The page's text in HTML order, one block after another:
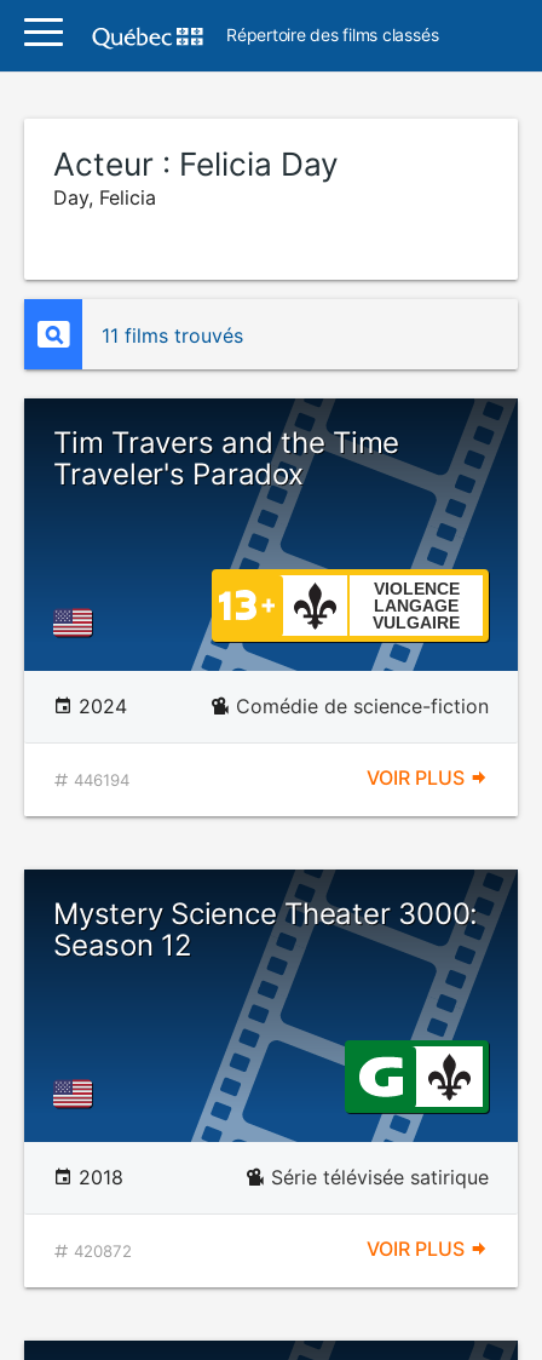
Répertoire des films classés
Acteur : Felicia Day
Day, Felicia
11 films trouvés
Tim Travers and the Time
Traveler's Paradox
VIOLENCE
LANGAGE
VULGAIRE
2024 Comédie de science-fiction
446194 VOIR PLUS
Mystery Science Theater 3000:
Season 12
2018 Série télévisée satirique
420872 VOIR PLUS